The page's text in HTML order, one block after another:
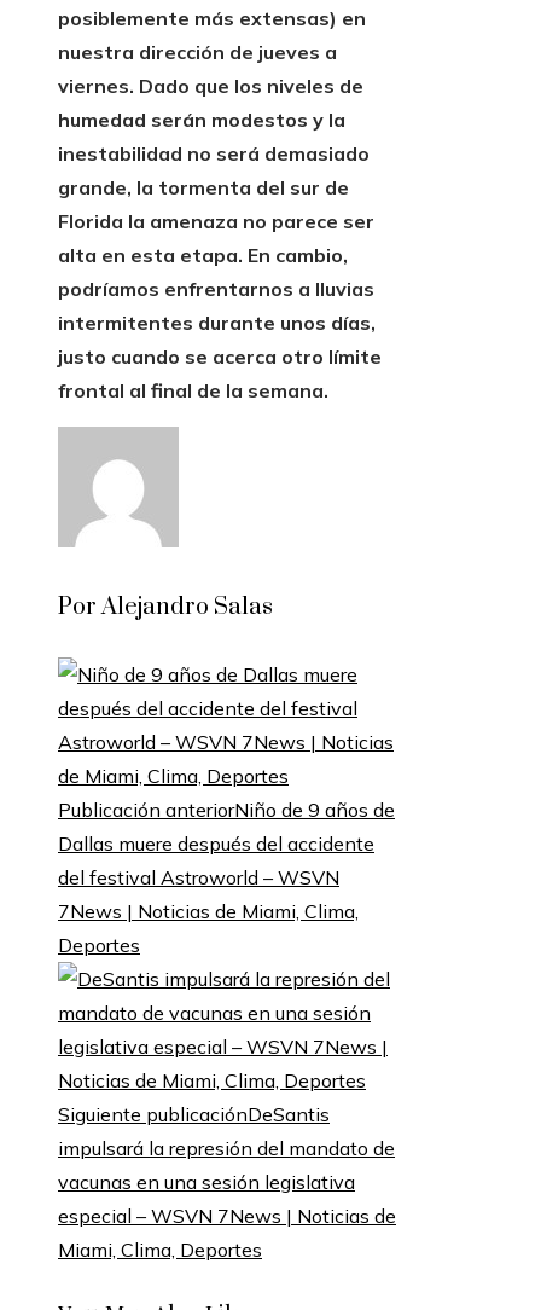
posiblemente más extensas) en
nuestra dirección de jueves a
viernes. Dado que los niveles de
humedad serán modestos y la
inestabilidad no será demasiado
grande, la tormenta del sur de
Florida la amenaza no parece ser
alta en esta etapa. En cambio,
podríamos enfrentarnos a lluvias
intermitentes durante unos días,
justo cuando se acerca otro límite
frontal al final de la semana.
Por Alejandro Salas
Publicación anteriorNiño de 9 años de
Dallas muere después del accidente
del festival Astroworld – WSVN
7News | Noticias de Miami, Clima,
Deportes
Siguiente publicaciónDeSantis
impulsará la represión del mandato de
vacunas en una sesión legislativa
especial – WSVN 7News | Noticias de
Miami, Clima, Deportes